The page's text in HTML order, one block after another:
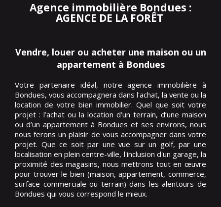
Agence immobilière Bondues :
AGENCE DE LA FORÊT
Vendre, louer ou acheter une maison ou un
appartement à Bondues
Votre partenaire idéal, notre agence immobilière à
Bondues, vous accompagnera dans l'achat, la vente ou la
location de votre bien immobilier. Quel que soit votre
projet : l’achat ou la location d’un terrain, d’une maison
ou d’un appartement à Bondues et ses environs, nous
nous ferons un plaisir de vous accompagner dans votre
projet. Que ce soit par une vue sur un golf, par une
localisation en plein centre-ville, l'inclusion d'un garage, la
proximité des magasins, nous mettrons tout en œuvre
pour trouver le bien (maison, appartement, commerce,
surface commerciale ou terrain) dans les alentours de
Bondues qui vous correspond le mieux.